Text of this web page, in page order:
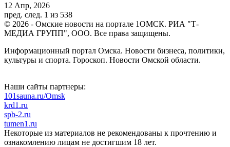
12 Апр, 2026
пред. след. 1 из 538
© 2026 - Омские новости на портале 1ОМСК. РИА "Т-
МЕДИА ГРУПП", ООО. Все права защищены.
Информационный портал Омска. Новости бизнеса, политики,
культуры и спорта. Гороскоп. Новости Омской области.
Наши сайты партнеры:
101sauna.ru/Omsk
krd1.ru
spb-2.ru
tumen1.ru
Некоторые из материалов не рекомендованы к прочтению и
ознакомлению лицам не достигшим 18 лет.